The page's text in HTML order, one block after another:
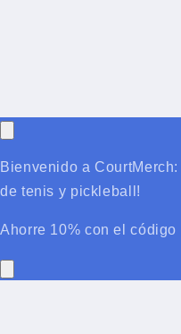
Bienvenido a
de tenis y pickleball!
Ahorre 10% con el